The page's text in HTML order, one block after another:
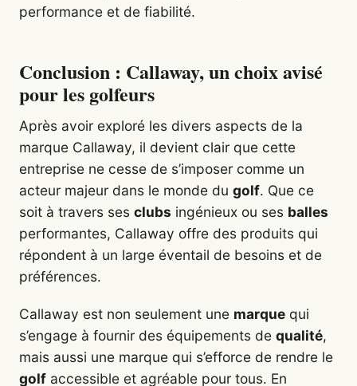
performance et de fiabilité.
Conclusion : Callaway, un choix avisé
pour les golfeurs
Après avoir exploré les divers aspects de la
marque Callaway, il devient clair que cette
entreprise ne cesse de s’imposer comme un
acteur majeur dans le monde du golf. Que ce
soit à travers ses clubs ingénieux ou ses balles
performantes, Callaway offre des produits qui
répondent à un large éventail de besoins et de
préférences.
Callaway est non seulement une marque qui
s’engage à fournir des équipements de qualité,
mais aussi une marque qui s’efforce de rendre le
golf accessible et agréable pour tous. En